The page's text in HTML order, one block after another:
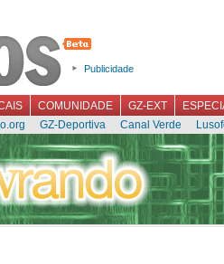
Publicidade
COMUNIDADE GZ-EXT
GZ-Deportiva Canal Verde